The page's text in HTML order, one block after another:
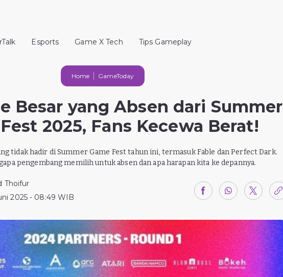
Esports Game X Tech Tips Gameplay
Home GameToday
Besar yang Absen dari Summer
2025, Fans Kecewa Berat!
tidak hadir di Summer Game Fest tahun ini, termasuk Fable dan Perfect Dark.
pengembang memilih untuk absen dan apa harapan kita ke depannya.
Thoifur
2025 - 08:49 WIB